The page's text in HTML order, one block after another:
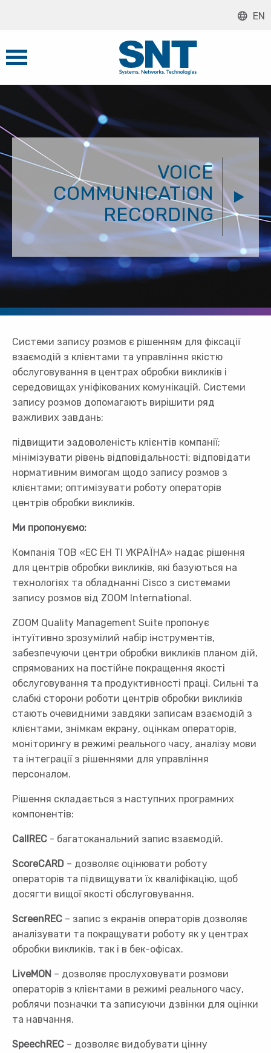
EN
VOICE
COMMUNICATION
RECORDING
Системи запису розмов є рішенням для фіксації
взаємодій з клієнтами та управління якістю
обслуговування в центрах обробки викликів і
середовищах уніфікованих комунікацій. Системи
запису розмов допомагають вирішити ряд
важливих завдань:
підвищити задоволеність клієнтів компанії;
мінімізувати рівень відповідальності; відповідати
нормативним вимогам щодо запису розмов з
клієнтами; оптимізувати роботу операторів
центрів обробки викликів.
Ми пропонуємо:
Компанія ТОВ «ЕС ЕН ТІ УКРАЇНА» надає рішення
для центрів обробки викликів, які базуються на
технологіях та обладнанні Cisco з системами
запису розмов від ZOOM International.
ZOOM Quality Management Suite пропонує
інтуїтивно зрозумілий набір інструментів,
забезпечуючи центри обробки викликів планом дій,
спрямованих на постійне покращення якості
обслуговування та продуктивності праці. Сильні та
слабкі сторони роботи центрів обробки викликів
стають очевидними завдяки записам взаємодій з
клієнтами, знімкам екрану, оцінкам операторів,
моніторингу в режимі реального часу, аналізу мови
та інтеграції з рішеннями для управління
персоналом.
Рішення складається з наступних програмних
компонентів:
CallREC - багатоканальний запис взаємодій.
ScoreCARD – дозволяє оцінювати роботу
операторів та підвищувати їх кваліфікацію, щоб
досягти вищої якості обслуговування.
ScreenREC – запис з екранів операторів дозволяє
аналізувати та покращувати роботу як у центрах
обробки викликів, так і в бек-офісах.
LiveMON – дозволяє прослуховувати розмови
операторів з клієнтами в режимі реального часу,
роблячи позначки та записуючи дзвінки для оцінки
та навчання.
SpeechREC – дозволяє видобувати цінну